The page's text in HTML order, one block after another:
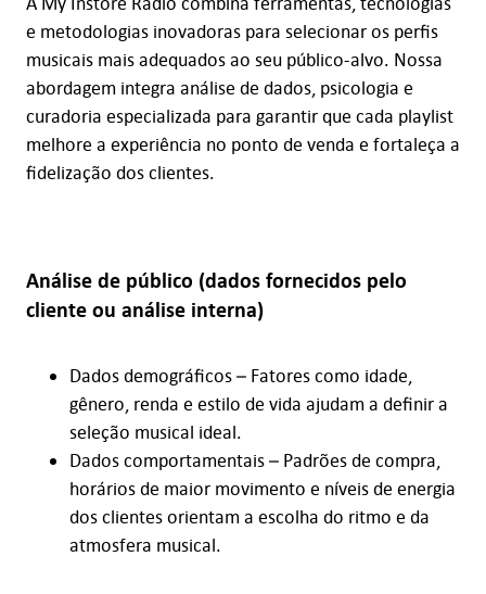
e metodologias inovadoras para selecionar os perfis
musicais mais adequados ao seu público-alvo. Nossa
abordagem integra análise de dados, psicologia e
curadoria especializada para garantir que cada playlist
melhore a experiência no ponto de venda e fortaleça a
fidelização dos clientes.
Análise de público (dados fornecidos pelo
cliente ou análise interna)
Dados demográficos – Fatores como idade,
gênero, renda e estilo de vida ajudam a definir a
seleção musical ideal.
Dados comportamentais – Padrões de compra,
horários de maior movimento e níveis de energia
dos clientes orientam a escolha do ritmo e da
atmosfera musical.